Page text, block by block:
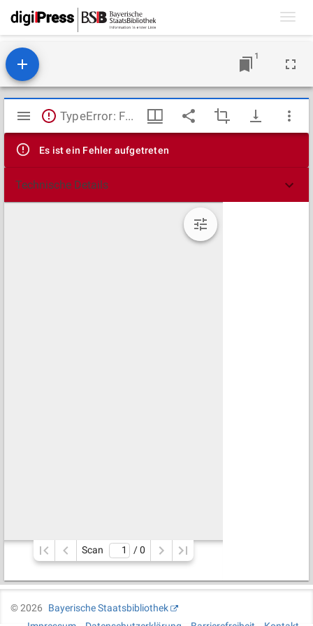
1
Mirador
Viewer
TypeError: Failed to fetch
Es ist ein Fehler aufgetreten
Technische Details
Scan / 0
©2026
Bayerische Staatsbibliothek